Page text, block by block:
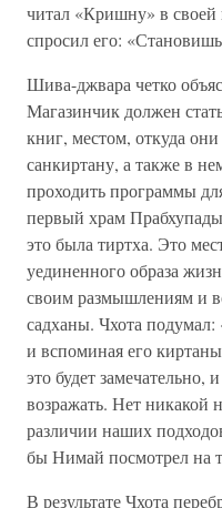
читал «Кришну» в
спросил его:
Шива-джвара четко
Магазинчик должен
книг, местом, откуда
санкиртану, а также в
проходить программы
первый храм Прабхупады
это была тиртха. Это
уединенного образа
своим размышлениям и
садханы. Чхота
и вспоминая его
это будет
возражать. Нет никакой
различии наших
бы Нимай посмотрел на
В результате Чхота